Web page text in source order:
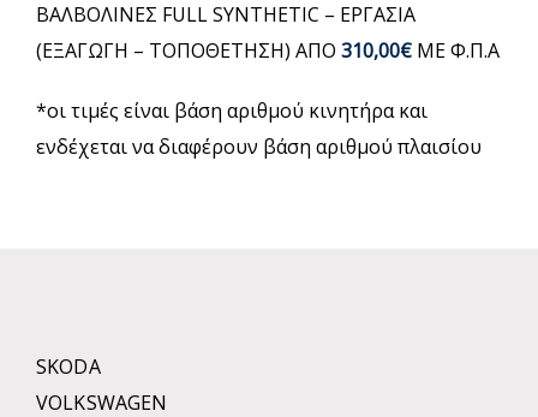
ΒΑΛΒΟΛΙΝΕΣ FULL SYNTHETIC – ΕΡΓΑΣΙΑ
(ΕΞΑΓΩΓΗ – ΤΟΠΟΘΕΤΗΣΗ) ΑΠΟ 310,00€ ΜΕ Φ.Π.Α
*οι τιμές είναι βάση αριθμού κινητήρα και
ενδέχεται να διαφέρουν βάση αριθμού πλαισίου
SKODA
VOLKSWAGEN